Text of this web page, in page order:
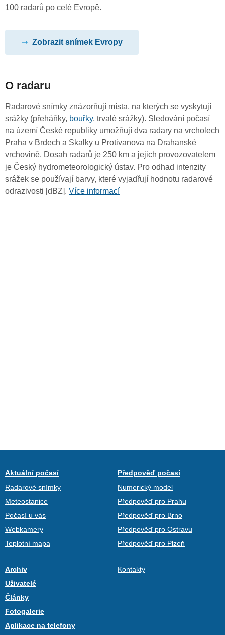
100 radarů po celé Evropě.
Zobrazit snímek Evropy
O radaru
Radarové snímky znázorňují místa, na kterých se vyskytují
srážky (přeháňky, bouřky, trvalé srážky). Sledování počasí
na území České republiky umožňují dva radary na vrcholech
Praha v Brdech a Skalky u Protivanova na Drahanské
vrchovině. Dosah radarů je 250 km a jejich provozovatelem
je Český hydrometeorologický ústav. Pro odhad intenzity
srážek se používají barvy, které vyjadřují hodnotu radarové
odrazivosti [dBZ]. Více informací
Aktuální počasí
Radarové snímky
Meteostanice
Počasí u vás
Webkamery
Teplotní mapa
Předpověď počasí
Numerický model
Předpověď pro Prahu
Předpověď pro Brno
Předpověď pro Ostravu
Předpověď pro Plzeň
Archiv
Uživatelé
Články
Fotogalerie
Aplikace na telefony
Kontakty